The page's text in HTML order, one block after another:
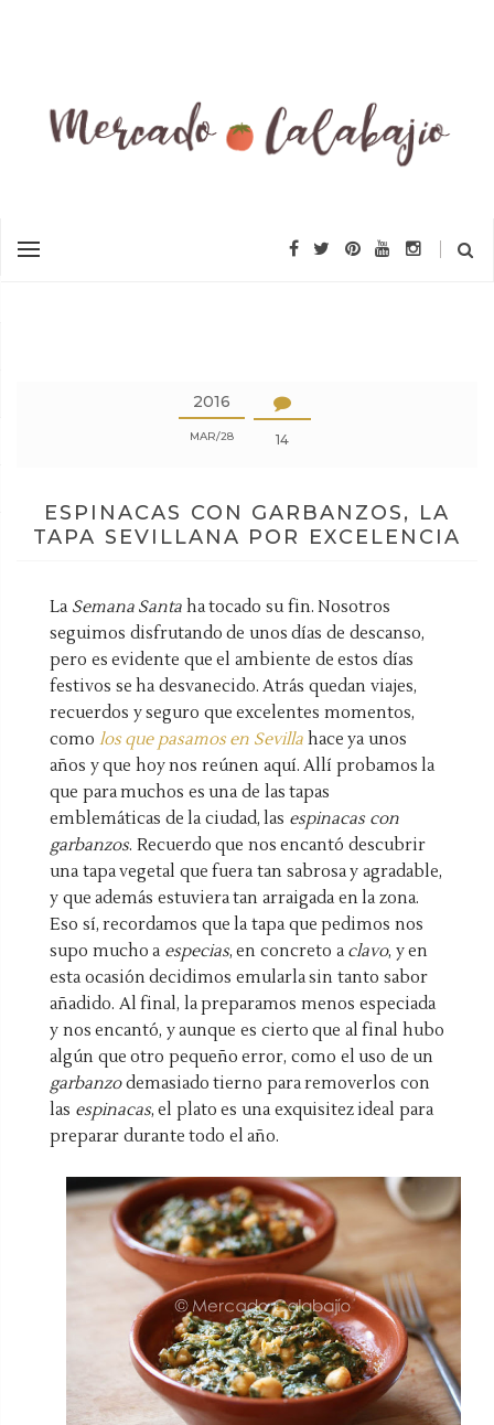
2016
MAR 28 14
ESPINACAS CON GARBANZOS, LA
TAPA SEVILLANA POR EXCELENCIA
La Semana Santa ha tocado su fin. Nosotros
seguimos disfrutando de unos días de descanso,
pero es evidente que el ambiente de estos días
festivos se ha desvanecido. Atrás quedan viajes,
recuerdos y seguro que excelentes momentos,
como los que pasamos en Sevilla hace ya unos
años y que hoy nos reúnen aquí. Allí probamos la
que para muchos es una de las tapas
emblemáticas de la ciudad, las espinacas con
garbanzos. Recuerdo que nos encantó descubrir
una tapa vegetal que fuera tan sabrosa y agradable,
y que además estuviera tan arraigada en la zona.
Eso sí, recordamos que la tapa que pedimos nos
supo mucho a especias, en concreto a clavo, y en
esta ocasión decidimos emularla sin tanto sabor
añadido. Al final, la preparamos menos especiada
y nos encantó, y aunque es cierto que al final hubo
algún que otro pequeño error, como el uso de un
garbanzodemasiado tierno para removerlos con
las espinacas, el plato es una exquisitez ideal para
preparar durante todo el año.